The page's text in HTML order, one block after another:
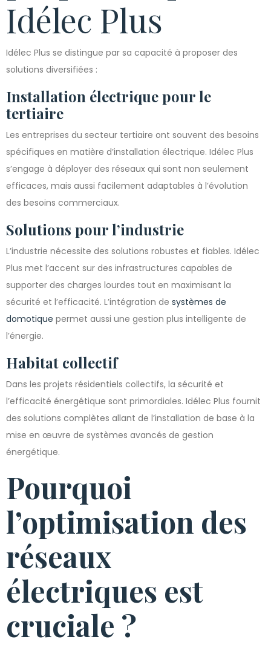
Idélec Plus
Idélec Plus se distingue par sa capacité à proposer des
solutions diversifiées :
Installation électrique pour le
tertiaire
Les entreprises du secteur tertiaire ont souvent des besoins
spécifiques en matière d’installation électrique. Idélec Plus
s’engage à déployer des réseaux qui sont non seulement
efficaces, mais aussi facilement adaptables à l’évolution
des besoins commerciaux.
Solutions pour l’industrie
L’industrie nécessite des solutions robustes et fiables. Idélec
Plus met l’accent sur des infrastructures capables de
supporter des charges lourdes tout en maximisant la
sécurité et l’efficacité. L’intégration de systèmes de
domotique permet aussi une gestion plus intelligente de
l’énergie.
Habitat collectif
Dans les projets résidentiels collectifs, la sécurité et
l’efficacité énergétique sont primordiales. Idélec Plus fournit
des solutions complètes allant de l’installation de base à la
mise en œuvre de systèmes avancés de gestion
énergétique.
Pourquoi
l’optimisation des
réseaux
électriques est
cruciale ?